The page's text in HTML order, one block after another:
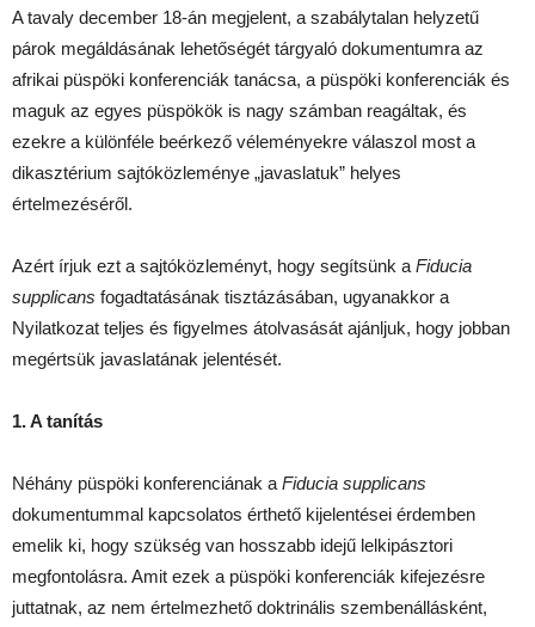
A tavaly december 18-án megjelent, a szabálytalan helyzetű
párok megáldásának lehetőségét tárgyaló dokumentumra az
afrikai püspöki konferenciák tanácsa, a püspöki konferenciák és
maguk az egyes püspökök is nagy számban reagáltak, és
ezekre a különféle beérkező véleményekre válaszol most a
dikasztérium sajtóközleménye „javaslatuk” helyes
értelmezéséről.
Azért írjuk ezt a sajtóközleményt, hogy segítsünk a Fiducia
supplicans fogadtatásának tisztázásában, ugyanakkor a
Nyilatkozat teljes és figyelmes átolvasását ajánljuk, hogy jobban
megértsük javaslatának jelentését.
1. A tanítás
Néhány püspöki konferenciának a Fiducia supplicans
dokumentummal kapcsolatos érthető kijelentései érdemben
emelik ki, hogy szükség van hosszabb idejű lelkipásztori
megfontolásra. Amit ezek a püspöki konferenciák kifejezésre
juttatnak, az nem értelmezhető doktrinális szembenállásként,